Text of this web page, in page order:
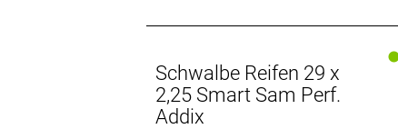
Schwalbe Reifen 29 x
2,25 Smart Sam Perf.
Addix